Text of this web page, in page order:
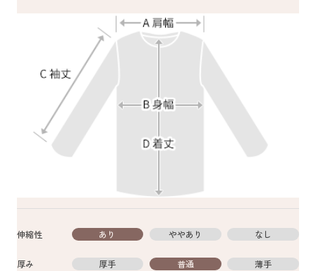
伸縮性 あり ややあり なし
厚み 厚手 普通 薄手